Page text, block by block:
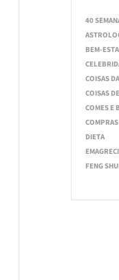
40
BEM-
COISAS
COISAS
COMES E
COMPRAS
DIETA
FENG